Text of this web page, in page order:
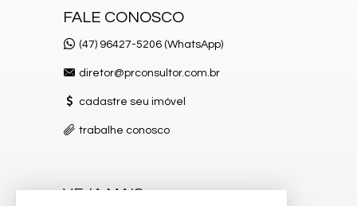
Brinquedoteca
Características do Imóvel
Cozinha
FALE CONOSCO
(47) 96427-5206 (WhatsApp)
diretor@prconsultor.com.br
cadastre seu imóvel
trabalhe conosco
VEJA MAIS